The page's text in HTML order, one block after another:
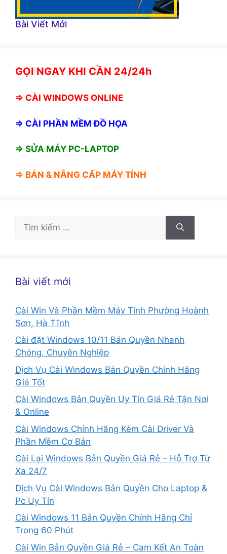
Bài Viết Mới
GỌI NGAY KHI CẦN 24/24h
⇒ CÀI WINDOWS ONLINE
⇒ CÀI PHẦN MỀM ĐỒ HỌA
⇒ SỬA MÁY PC-LAPTOP
⇒ BÁN & NÂNG CẤP MÁY TÍNH
Tìm
kiếm
Bài viết mới
Cài Win Và Phần Mềm Máy Tính Phường Hoành
Sơn, Hà Tĩnh
Cài đặt Windows 10/11 Bản Quyền Nhanh
Chóng, Chuyên Nghiệp
Dịch Vụ Cài Windows Bản Quyền Chính Hãng
Giá Tốt
Cài Windows Bản Quyền Uy Tín Giá Rẻ Tận Nơi
& Online
Cài Windows Chính Hãng Kèm Cài Driver Và
Phần Mềm Cơ Bản
Cài Lại Windows Bản Quyền Giá Rẻ – Hỗ Trợ Từ
Xa 24/7
Dịch Vụ Cài Windows Bản Quyền Cho Laptop &
Pc Uy Tín
Cài Windows 11 Bản Quyền Chính Hãng Chỉ
Trong 60 Phút
Cài Win Bản Quyền Giá Rẻ – Cam Kết An Toàn